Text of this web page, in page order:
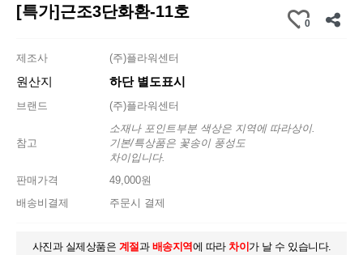
[특가]근조3단화환-11호
0
제조사 (주)플라워센터
원산지 하단 별도표시
브랜드 (주)플라워센터
참고
소재나 포인트부분 색상은 지역에 따라상이.
기본/특상품은 꽃송이 풍성도
차이입니다.
판매가격
49,000원
배송비결제
주문시 결제
사진과 실제상품은 계절과 배송지역에 따라 차이 가 날 수 있습니다.